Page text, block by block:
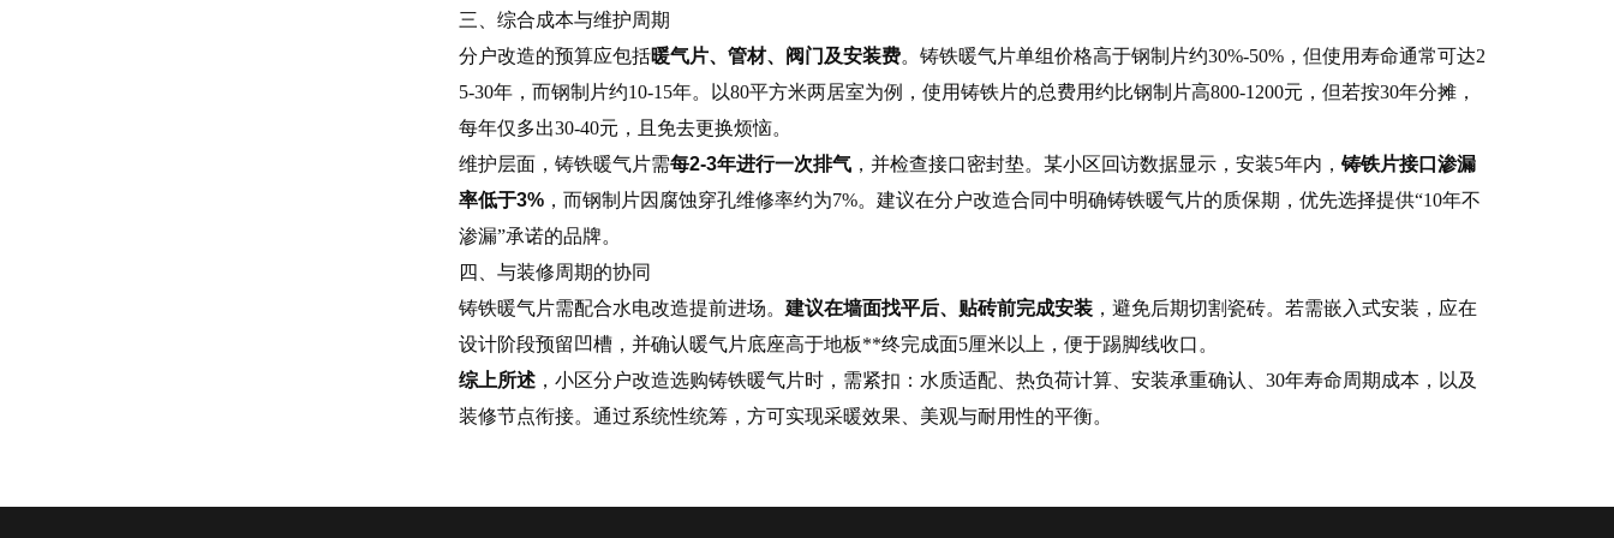
三、综合成本与维护周期
分户改造的预算应包括暖气片、管材、阀门及安装费。铸铁暖气片单组价格高于钢制片约30%-50%，但使用寿命通常可达2
5-30年，而钢制片约10-15年。以80平方米两居室为例，使用铸铁片的总费用约比钢制片高800-1200元，但若按30年分摊，
每年仅多出30-40元，且免去更换烦恼。
维护层面，铸铁暖气片需每2-3年进行一次排气 ，并检查接口密封垫。某小区回访数据显示，安装5年内， 铸铁片接口渗漏
率低于3% ，而钢制片因腐蚀穿孔维修率约为7%。建议在分户改造合同中明确铸铁暖气片的质保期 ，优先选择提供“10年不
渗漏”承诺的品牌。
四、与装修周期的协同
铸铁暖气片需配合水电改造提前进场。 建议在墙面找平后、贴砖前完成安装 ，避免后期切割瓷砖。若需嵌入式安装，应在
设计阶段预留凹槽，并确认暖气片底座高于地板**终完成面5厘米以上，便于踢脚线收口。
综上所述 ，小区分户改造选购铸铁暖气片时，需紧扣：水质适配、热负荷计算、安装承重确认、30年寿命周期成本，以及
装修节点衔接。通过系统性统筹，方可实现采暖效果、美观与耐用性的平衡。